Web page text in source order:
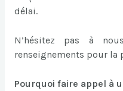
délai.
N’hésitez pas à
renseignements pour la
Pourquoi faire appel à